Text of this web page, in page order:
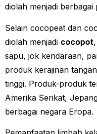
diolah menjadi
Selain cocopeat dan
diolah menjadi cocopot,
sapu, jok kendaraan,
produk kerajinan
tinggi. Produk-produk
Amerika Serikat,
berbagai negara Eropa.